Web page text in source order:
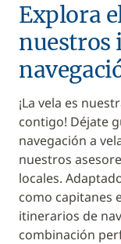
Explora
nuestros
¡La vela es
contigo! Déjate
navegación a
nuestros
locales.
como capitanes
itinerarios de
combinación